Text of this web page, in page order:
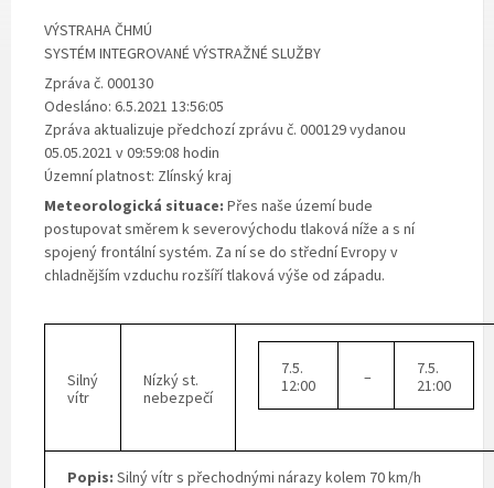
VÝSTRAHA ČHMÚ
SYSTÉM INTEGROVANÉ VÝSTRAŽNÉ SLUŽBY
Zpráva č. 000130
Odesláno: 6.5.2021 13:56:05
Zpráva aktualizuje předchozí zprávu č. 000129 vydanou
05.05.2021 v 09:59:08 hodin
Územní platnost: Zlínský kraj
Meteorologická situace: Přes naše území bude
postupovat směrem k severovýchodu tlaková níže a s ní
spojený frontální systém. Za ní se do střední Evropy v
chladnějším vzduchu rozšíří tlaková výše od západu.
Silný
vítr
Nízký st.
nebezpečí
7.5.
12:00
–
7.5.
21:00
Popis: Silný vítr s přechodnými nárazy kolem 70 km/h